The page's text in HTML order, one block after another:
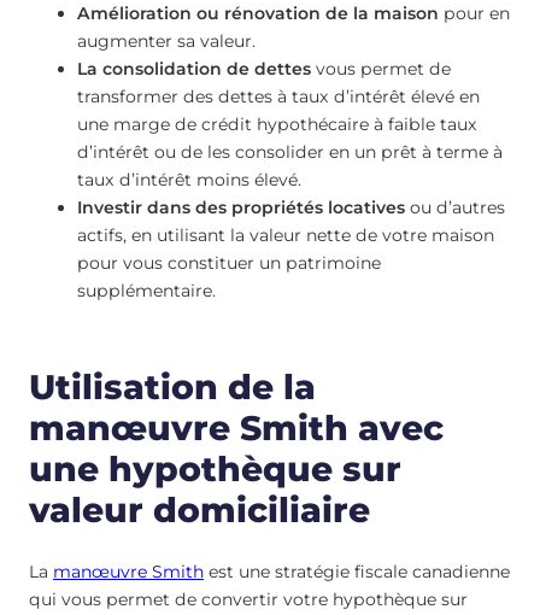
Amélioration ou rénovation de la maison pour en
augmenter sa valeur.
La consolidation de dettes vous permet de
transformer des dettes à taux d’intérêt élevé en
une marge de crédit hypothécaire à faible taux
d’intérêt ou de les consolider en un prêt à terme à
taux d’intérêt moins élevé.
Investir dans des propriétés locatives ou d’autres
actifs, en utilisant la valeur nette de votre maison
pour vous constituer un patrimoine
supplémentaire.
Utilisation de la
manœuvre Smith avec
une hypothèque sur
valeur domiciliaire
La manœuvre Smith est une stratégie fiscale canadienne
qui vous permet de convertir votre hypothèque sur